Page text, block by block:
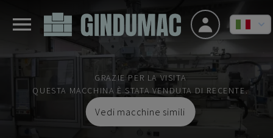
GRAZIE PER LA VISITA
QUESTA MACCHINA È STATA VENDUTA DI RECENTE.
Vedi macchine simili